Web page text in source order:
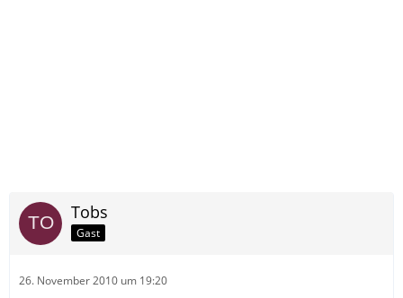
Tobs
Gast
26. November 2010 um 19:20